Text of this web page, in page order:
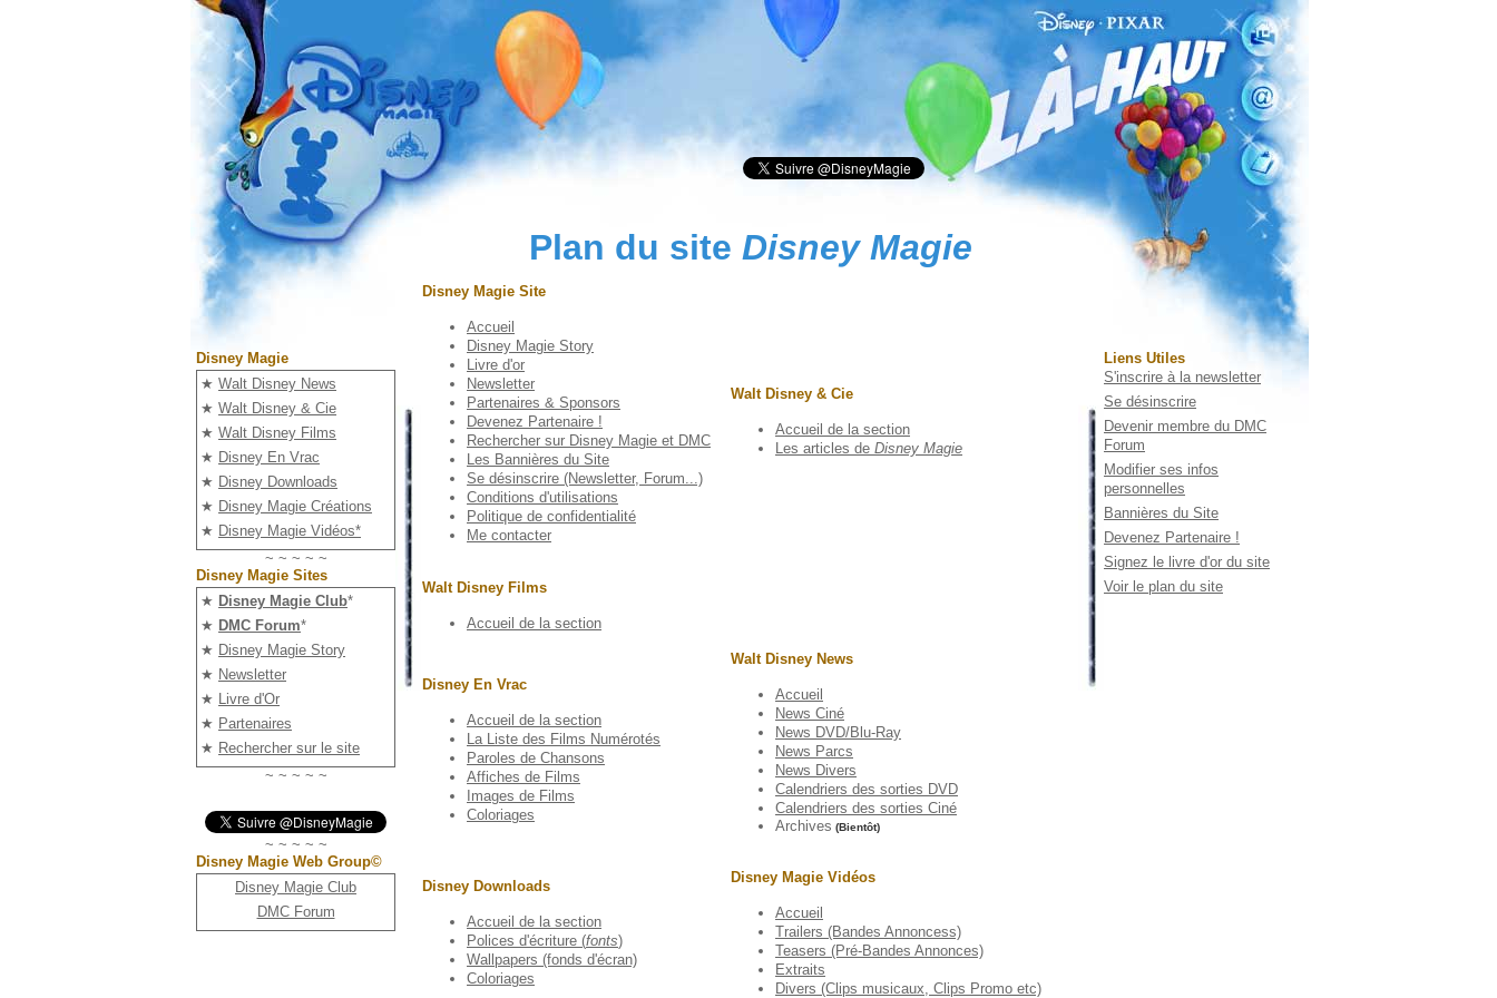
Disney Magie
★ Walt Disney News
★ Walt Disney & Cie
★ Walt Disney Films
★ Disney En Vrac
★ Disney Downloads
★ Disney Magie Créations
★ Disney Magie Vidéos*
~ ~ ~ ~ ~
Disney Magie Sites
★ Disney Magie Club*
★ DMC Forum*
★ Disney Magie Story
★ Newsletter
★ Livre d'Or
★ Partenaires
★ Rechercher sur le site
~ ~ ~ ~ ~
~ ~ ~ ~ ~
Disney Magie Web Group©
Disney Magie Club
DMC Forum
Plan du site Disney Magie
Disney Magie Site
Accueil
Disney Magie Story
Livre d'or
Newsletter
Partenaires & Sponsors
Devenez Partenaire !
Rechercher sur Disney Magie et DMC
Les Bannières du Site
Se désinscrire (Newsletter, Forum...)
Conditions d'utilisations
Politique de confidentialité
Me contacter
Walt Disney & Cie
Accueil de la section
Les articles de Disney Magie
Walt Disney Films
Accueil de la section
Disney En Vrac
Accueil de la section
La Liste des Films Numérotés
Paroles de Chansons
Affiches de Films
Images de Films
Coloriages
Walt Disney News
Accueil
News Ciné
News DVD/Blu-Ray
News Parcs
News Divers
Calendriers des sorties DVD
Calendriers des sorties Ciné
Archives (Bientôt)
Disney Downloads
Accueil de la section
Polices d'écriture (fonts)
Wallpapers (fonds d'écran)
Coloriages
Disney Magie Vidéos
Accueil
Trailers (Bandes Annoncess)
Teasers (Pré-Bandes Annonces)
Extraits
Divers (Clips musicaux, Clips Promo etc)
Liens Utiles
S'inscrire à la newsletter
Se désinscrire
Devenir membre du DMC
Forum
Modifier ses infos
personnelles
Bannières du Site
Devenez Partenaire !
Signez le livre d'or du site
Voir le plan du site